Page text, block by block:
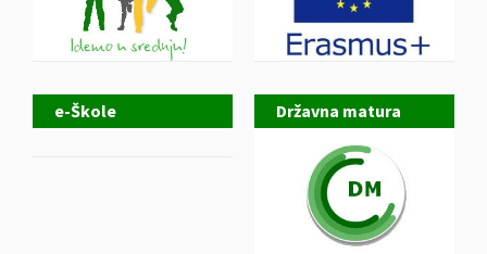
e-Škole Državna matura